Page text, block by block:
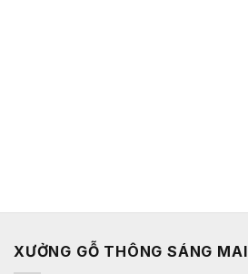
XƯỞNG GỖ THÔNG SÁNG MAI